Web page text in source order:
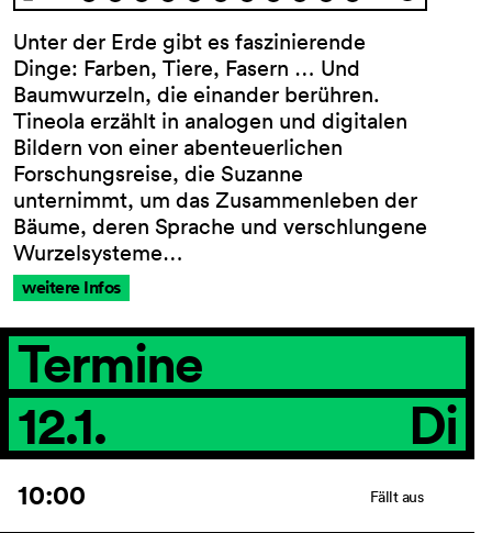
AGB
Impressum
Datenschutz
Barrierefreiheitserklärung
Unter der Erde gibt es faszinierende
Dinge: Farben, Tiere, Fasern … Und
Baumwurzeln, die einander berühren.
Tineola erzählt in analogen und digitalen
Bildern von einer abenteuerlichen
Forschungsreise, die Suzanne
unternimmt, um das Zusammenleben der
Bäume, deren Sprache und verschlungene
Wurzelsysteme…
weitere Infos
Termine
12.1.
Di
10:00 Fällt aus